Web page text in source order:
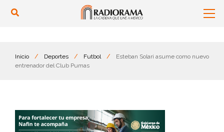
Inicio / Deportes / Futbol /
Esteban Solari asume como nuevo
entrenador del Club Pumas